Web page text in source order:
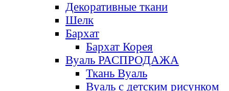
Декоративные ткани
Шелк
Бархат
Бархат Корея
Вуаль РАСПРОДАЖА
Ткань Вуаль
Вуаль с детским рисунком